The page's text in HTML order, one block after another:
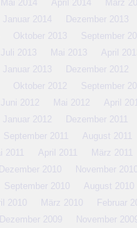
Mai 2014 April 2014
März
Januar 2014
Dezember 2013
Oktober 2013
September
Juli 2013 Mai 2013 April
Januar 2013
Dezember 2012
Oktober 2012
September
Juni 2012 Mai 2012 April
Januar 2012 Dezember 2011
September 2011 August 2011
2011 April 2011 März 2011
Dezember 2010
November 2010
September 2010 August 2010
2010 März 2010
Februar
Dezember 2009 November